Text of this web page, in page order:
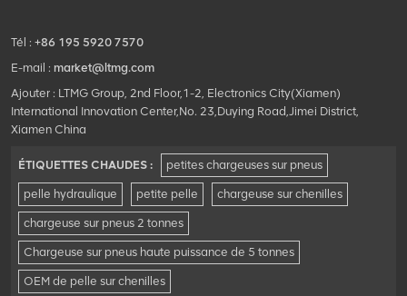
Tél : +86 195 5920 7570
E-mail : market@ltmg.com
Ajouter : LTMG Group, 2nd Floor,1-2, Electronics City(Xiamen)
International Innovation Center,No. 23,Duying Road,Jimei District,
Xiamen China
ÉTIQUETTES CHAUDES : petites chargeuses sur pneus
pelle hydraulique petite pelle chargeuse sur chenilles
chargeuse sur pneus 2 tonnes
Chargeuse sur pneus haute puissance de 5 tonnes
OEM de pelle sur chenilles